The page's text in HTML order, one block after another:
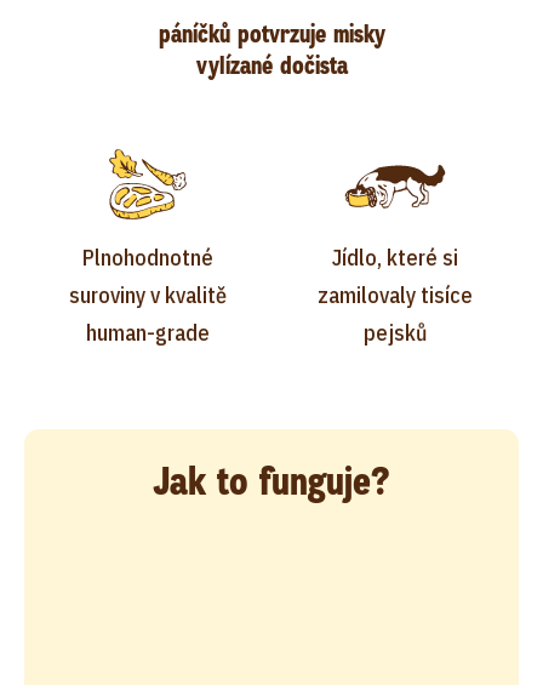
Plnohodnotné
suroviny v kvalitě
human-grade
páníčků potvrzuje misky
vylízané dočista
Jídlo, které si
zamilovaly tisíce
pejsků
Jak to funguje?